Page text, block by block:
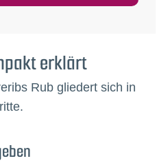
erklärt
Rub gliedert sich in